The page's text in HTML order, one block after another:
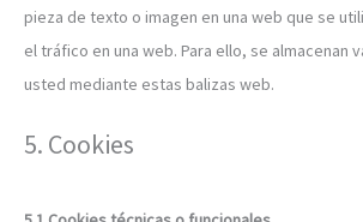
pieza de texto o imagen en una web que se
el tráfico en una web. Para ello, se almacenan
usted mediante estas balizas web.
5. Cookies